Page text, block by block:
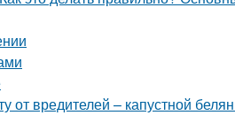
от вредителей – капустной